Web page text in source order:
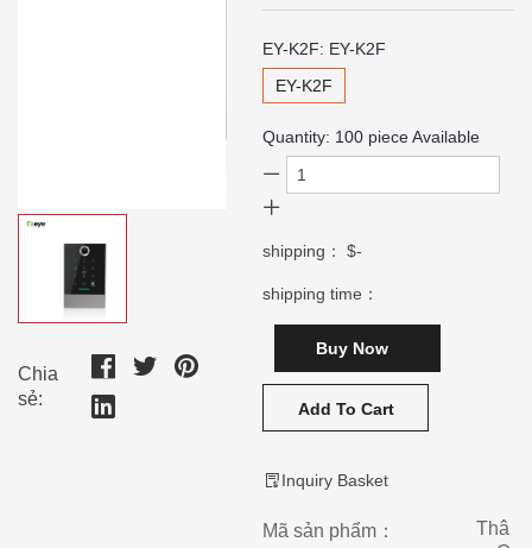
Chia
sẻ:
EY-K2F: EY-K2F
EY-K2F
Quantity: 100 piece Available
shipping：$-
shipping time：
Buy Now
Add To Cart
Inquiry Basket
Mã sản phẩm：
Thâ